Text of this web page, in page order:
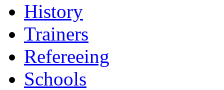
History
Trainers
Refereeing
Schools